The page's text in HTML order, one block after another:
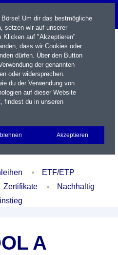
Portfolio Login
ETF/ETP
Zertifikate
Nachhaltig
A
Um dir das bestmögliche
setzen wir auf unserer
Klicken auf "Akzeptieren"
dass wir Cookies oder
dürfen. Über den Button
der genannten
oder widersprechen.
du der Verwendung von
auf dieser Website
findest du in unseren
Akzeptieren